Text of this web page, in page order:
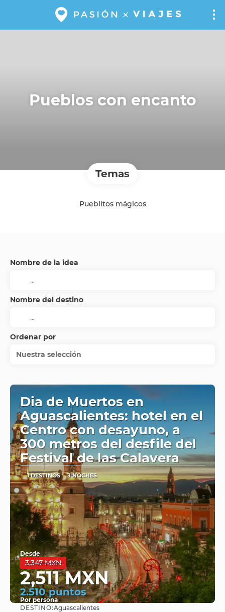
Pueblos con encanto
Temas
Pueblitos mágicos
Nombre de la idea
Nombre del destino
Ordenar por
Nuestra selección
Dia de Muertos en
Aguascalientes: hotel en el
Centro con desayuno, a
300 metros del desfile del
Festival de las Calavera
1 DESTINOS 3 NOCHES
Desde
3,347 MXN
2,511 MXN
2.510 puntos
Por persona
DESTINO:Aguascalientes